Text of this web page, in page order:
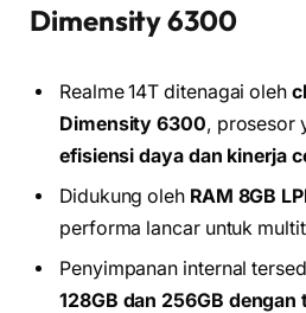
Dimensity 6300
Realme 14T ditenagai oleh
Dimensity 6300, prosesor
efisiensi daya dan kinerja
Didukung oleh RAM 8GB
performa lancar untuk
Penyimpanan internal
128GB dan 256GB dengan